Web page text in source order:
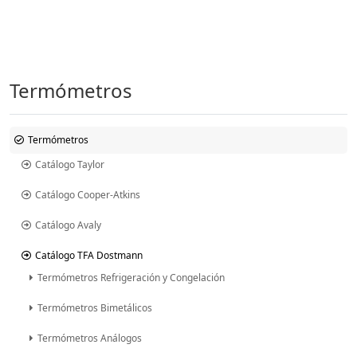
Termómetros
Termómetros
Catálogo Taylor
Catálogo Cooper-Atkins
Catálogo Avaly
Catálogo TFA Dostmann
Termómetros Refrigeración y Congelación
Termómetros Bimetálicos
Termómetros Análogos